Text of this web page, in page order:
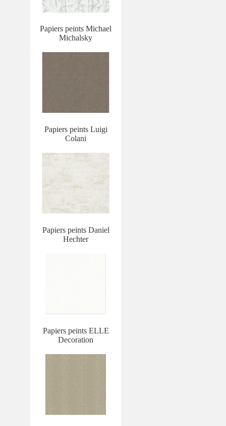
Papiers peints Michael
Michalsky
Papiers peints Luigi
Colani
Papiers peints Daniel
Hechter
Papiers peints ELLE
Decoration